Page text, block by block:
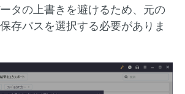
タの上書きを避けるため、元の
存パスを選択する必要がありま